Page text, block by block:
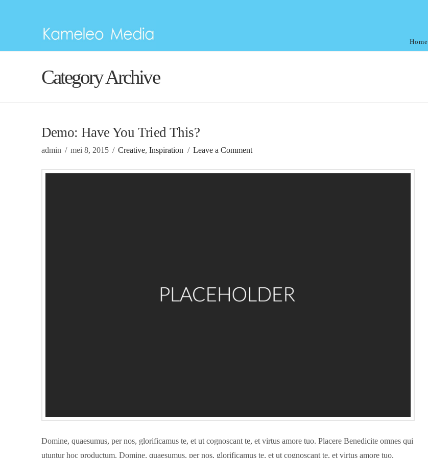
Home
Category Archive
Demo: Have You Tried This?
admin mei 8, 2015 Creative,Inspiration Leave a Comment
Domine, quaesumus, per nos, glorificamus te, et ut cognoscant te, et virtus amore tuo. Placere Benedicite omnes qui
utuntur hoc productum. Domine, quaesumus, per nos, glorificamus te, et ut cognoscant te, et virtus amore tuo.